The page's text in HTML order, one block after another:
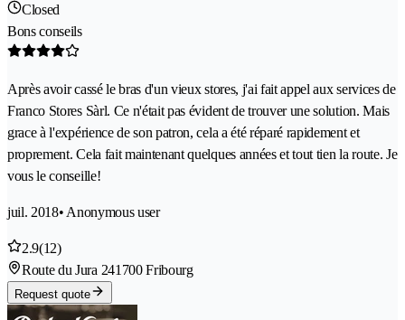
Closed
Bons conseils
Après avoir cassé le bras d'un vieux stores, j'ai fait appel aux services de
Franco Stores Sàrl. Ce n'était pas évident de trouver une solution. Mais
grace à l'expérience de son patron, cela a été réparé rapidement et
proprement. Cela fait maintenant quelques années et tout tien la route. Je
vous le conseille!
juil. 2018• Anonymous user
2.9(12)
Route du Jura 241700 Fribourg
Request quote